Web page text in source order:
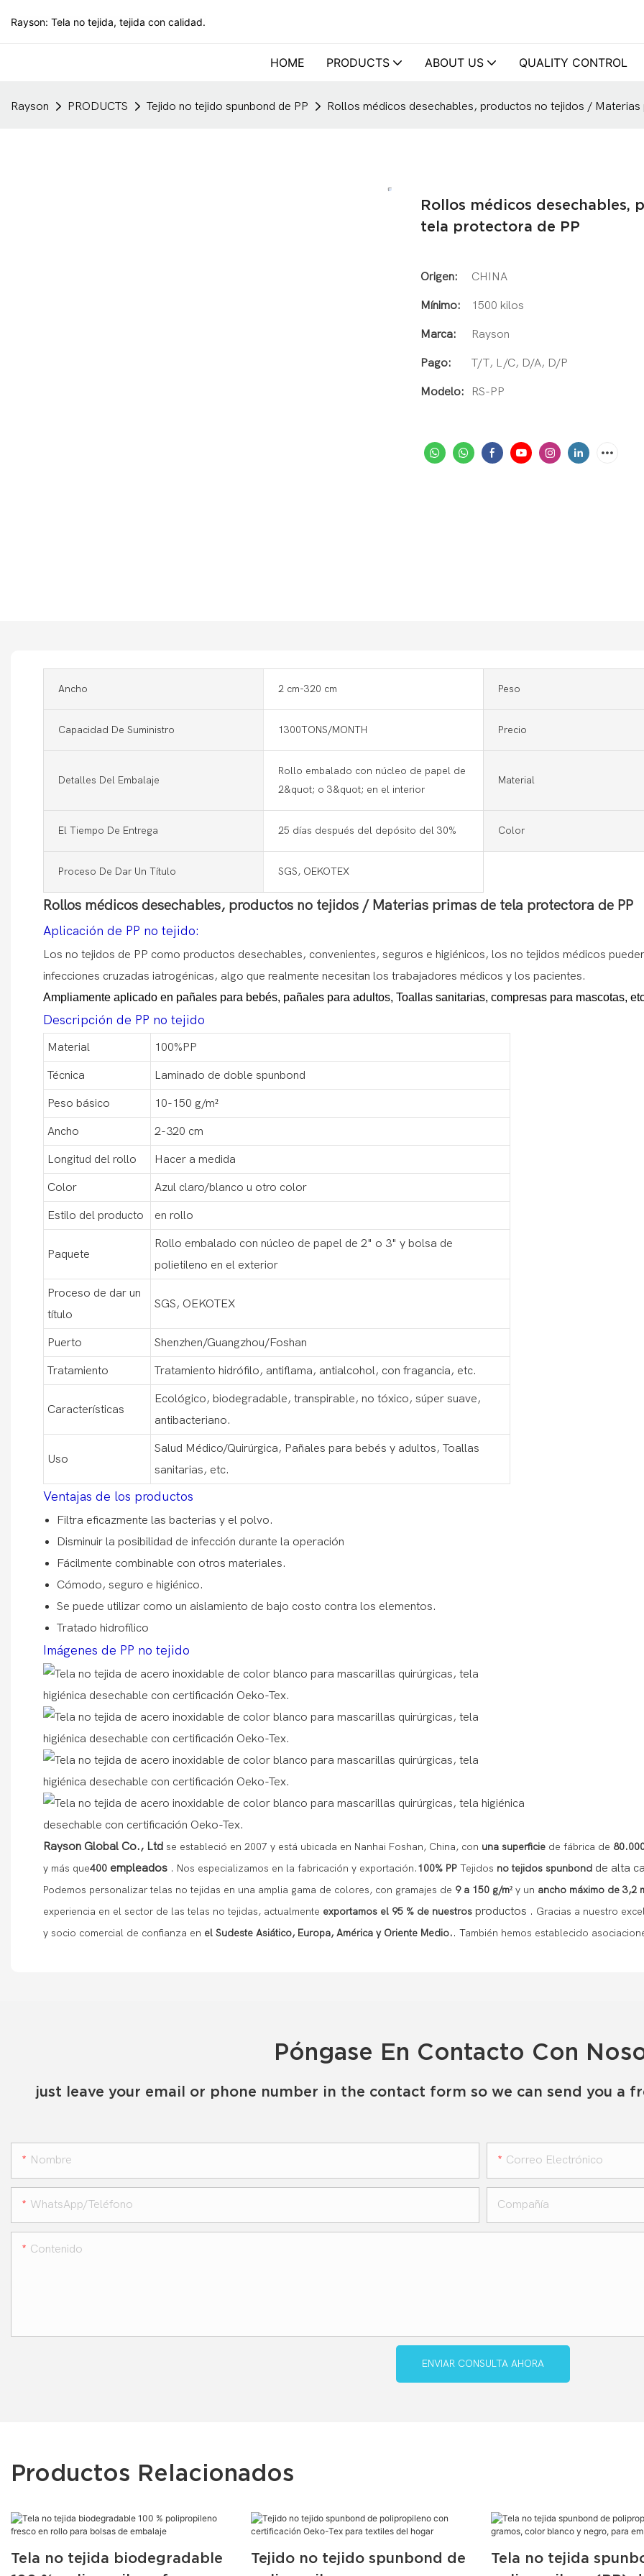
Rayson: Tela no tejida, tejida con calidad.
HOME PRODUCTS ABOUT US QUALITY CONTROL
Rayson PRODUCTS Tejido no tejido spunbond de PP Rollos médicos desechables, productos no tejidos /
Rollos médicos
tela protectora de PP
Origen: CHINA
Mínimo: 1500 kilos
Marca: Rayson
Pago: T/T, L/C, D/A, D/P
Modelo: RS-PP
Ancho 2 cm-320 cm Peso
Capacidad De Suministro 1300TONS/MONTH Precio
Detalles Del Embalaje
Rollo embalado con núcleo de papel de
2&quot; o 3&quot; en el interior
Material
El Tiempo De Entrega 25 días después del depósito del 30% Color
Proceso De Dar Un Título SGS, OEKOTEX
Rollos médicos desechables, productos no tejidos / Materias primas de tela protectora de PP
Aplicación de PP no tejido:
Los no tejidos de PP como productos desechables, convenientes, seguros e higiénicos, los no tejidos médicos
infecciones cruzadas iatrogénicas, algo que realmente necesitan los trabajadores médicos y los pacientes.
Ampliamente aplicado en pañales para bebés, pañales para adultos, Toallas sanitarias, compresas para mascotas,
Descripción de PP no tejido
Material 100%PP
Técnica Laminado de doble spunbond
Peso básico 10-150 g/m²
Ancho 2-320 cm
Longitud del rollo Hacer a medida
Color Azul claro/blanco u otro color
Estilo del producto en rollo
Paquete
Rollo embalado con núcleo de papel de 2" o 3" y bolsa de
polietileno en el exterior
Proceso de dar un
título
SGS, OEKOTEX
Puerto Shenzhen/Guangzhou/Foshan
Tratamiento Tratamiento hidrófilo, antiflama, antialcohol, con fragancia, etc.
Características
Ecológico, biodegradable, transpirable, no tóxico, súper suave,
antibacteriano.
Uso
Salud Médico/Quirúrgica, Pañales para bebés y adultos, Toallas
sanitarias, etc.
Ventajas de los productos
Filtra eficazmente las bacterias y el polvo.
Disminuir la posibilidad de infección durante la operación
Fácilmente combinable con otros materiales.
Cómodo, seguro e higiénico.
Se puede utilizar como un aislamiento de bajo costo contra los elementos.
Tratado hidrofílico
Imágenes de PP no tejido
Rayson Global Co., Ltd se estableció en 2007 y está ubicada en Nanhai Foshan, China, con una superficie de fábrica de
y más que400 empleados . Nos especializamos en la fabricación y exportación.100% PP Tejidos no tejidos spunbond de alta
Podemos personalizar telas no tejidas en una amplia gama de colores, con gramajes de 9 a 150 g/m² y un ancho máximo de 3,2
experiencia en el sector de las telas no tejidas, actualmente exportamos el 95 % de nuestros productos . Gracias a nuestro
y socio comercial de confianza en el Sudeste Asiático, Europa, América y Oriente Medio.. También hemos establecido
Póngase En Contacto Con
just leave your email or phone number in the contact form so we can send you a
Nombre Correo Electrónico
WhatsApp/teléfono Compañía
Contenido
ENVIAR CONSULTA AHORA
Productos Relacionados
Tela no tejida biodegradable
Tejido no tejido spunbond de
Tela no tejida